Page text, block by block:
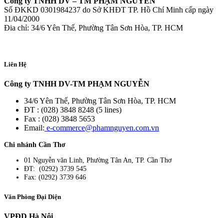
Số ĐKKD 0301984237 do Sở KHĐT TP. Hồ Chí Minh cấp ngày
11/04/2000
Đia chỉ: 34/6 Yên Thế, Phường Tân Sơn Hòa, TP. HCM
Liên Hệ
Công ty TNHH DV-TM PHẠM NGUYỄN
34/6 Yên Thế, Phường Tân Sơn Hòa, TP. HCM
ĐT : (028) 3848 8248 (5 lines)
Fax : (028) 3848 5653
Email: e-commerce@phamnguyen.com.vn
Chi nhánh Cần Thơ
01 Nguyễn văn Linh, Phường Tân An, TP. Cần Thơ
ĐT: (0292) 3739 545
Fax: (0292) 3739 646
Văn Phòng Đại Diện
VPĐD Hà Nội